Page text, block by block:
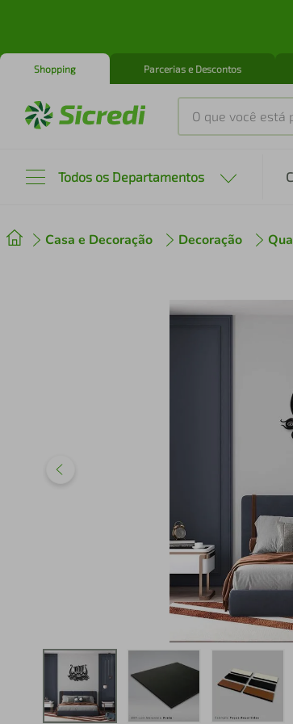
Shopping Parcerias e Descontos
O que você está
Todos os Departamentos
Casa e Decoração Decoração
º cafeteira